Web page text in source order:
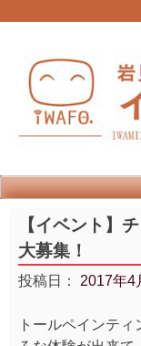
【イベント】
大募集！
投稿日： 2017年4
トールペインテ